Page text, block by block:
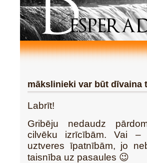
mākslinieki var būt dīvaina
Labrīt!
Gribēju nedaudz
cilvēku izrīcībām. Vai –
uztveres īpatnībām, jo
taisnība uz pasaules 😉